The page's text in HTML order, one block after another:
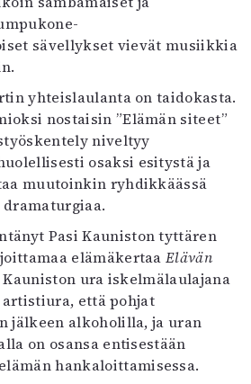
sävellykset vievät musiikkia
yhteislaulanta on taidokasta.
nostaisin ”Elämän siteet”
niveltyy
osaksi esitystä ja
muutoinkin ryhdikkäässä
dramaturgiaa.
Pasi Kauniston tyttären
elämäkertaaElävän
Kauniston ura iskelmälaulajana
että pohjat
jälkeen alkoholilla, ja uran
on osansa entisestään
hankaloittamisessa.